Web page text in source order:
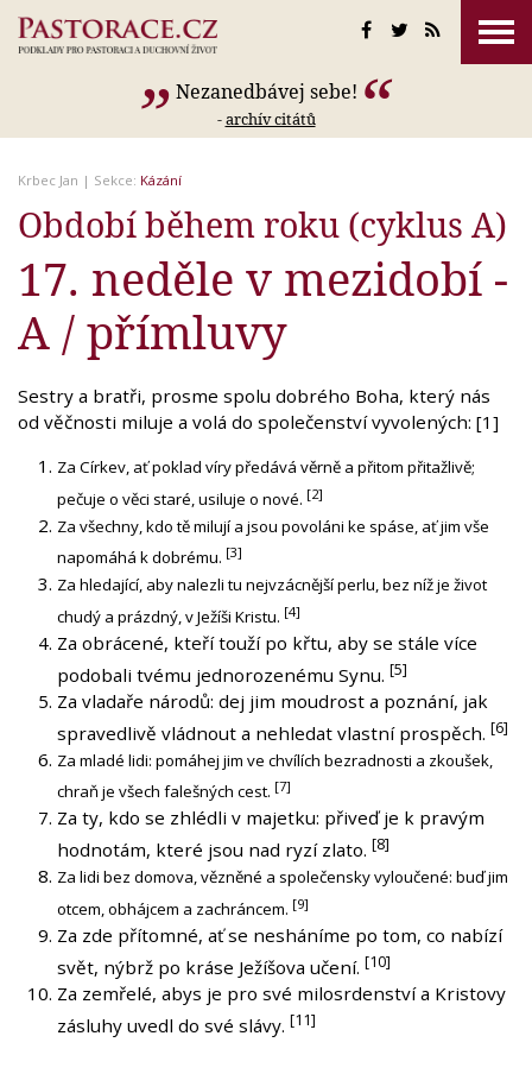
Nezanedbávej sebe!
-archív citátů
Krbec Jan | Sekce: Kázání
Období během roku (cyklus A)
17. neděle v mezidobí -
A / přímluvy
Sestry a bratři, prosme spolu dobrého Boha, který nás
od věčnosti miluje a volá do společenství vyvolených: [1]
Za Církev, ať poklad víry předává věrně a přitom přitažlivě;
pečuje o věci staré, usiluje o nové. [2]
Za všechny, kdo tě milují a jsou povoláni ke spáse, ať jim vše
napomáhá k dobrému. [3]
Za hledající, aby nalezli tu nejvzácnější perlu, bez níž je život
chudý a prázdný, v Ježíši Kristu. [4]
Za obrácené, kteří touží po křtu, aby se stále více
podobali tvému jednorozenému Synu.[5]
Za vladaře národů: dej jim moudrost a poznání, jak
spravedlivě vládnout a nehledat vlastní prospěch.[6]
Za mladé lidi: pomáhej jim ve chvílích bezradnosti a zkoušek,
chraň je všech falešných cest. [7]
Za ty, kdo se zhlédli v majetku: přiveď je k pravým
hodnotám, které jsou nad ryzí zlato.[8]
Za lidi bez domova, vězněné a společensky vyloučené: buď jim
otcem, obhájcem a zachráncem. [9]
Za zde přítomné, ať se nesháníme po tom, co nabízí
svět, nýbrž po kráse Ježíšova učení.[10]
Za zemřelé, abys je pro své milosrdenství a Kristovy
zásluhy uvedl do své slávy.[11]